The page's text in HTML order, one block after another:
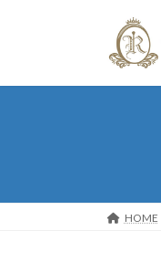
プ
動
HOME